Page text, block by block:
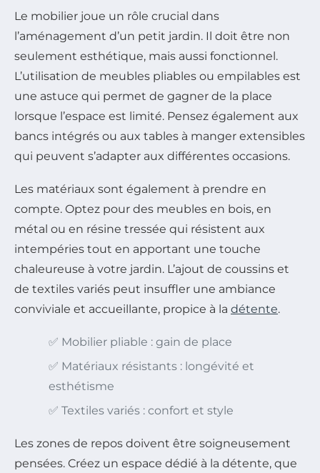
Le mobilier joue un rôle crucial dans
l’aménagement d’un petit jardin. Il doit être non
seulement esthétique, mais aussi fonctionnel.
L’utilisation de meubles pliables ou empilables est
une astuce qui permet de gagner de la place
lorsque l’espace est limité. Pensez également aux
bancs intégrés ou aux tables à manger extensibles
qui peuvent s’adapter aux différentes occasions.
Les matériaux sont également à prendre en
compte. Optez pour des meubles en bois, en
métal ou en résine tressée qui résistent aux
intempéries tout en apportant une touche
chaleureuse à votre jardin. L’ajout de coussins et
de textiles variés peut insuffler une ambiance
conviviale et accueillante, propice à la détente.
✅ Mobilier pliable : gain de place
✅ Matériaux résistants : longévité et
esthétisme
✅ Textiles variés : confort et style
Les zones de repos doivent être soigneusement
pensées. Créez un espace dédié à la détente, que